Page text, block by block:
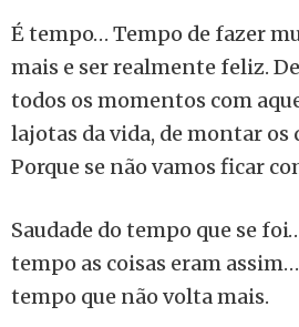
É tempo… Tempo de fazer
mais e ser realmente feliz.
todos os momentos com
lajotas da vida, de montar
Porque se não vamos ficar
Saudade do tempo que se
tempo as coisas eram
tempo que não volta mais.